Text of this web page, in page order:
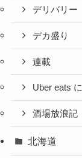
デリバリー
デカ盛り
連載
Uber eats
酒場放浪記
北海道